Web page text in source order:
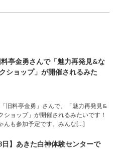
料亭金勇さんで「魅力再発見&な
ショップ」が開催されるみた
旧料亭金勇」さんで、「魅力再発見&
ショップ」が開催されるみたいです！
んも参加予定です。みんな[…]
日】あきた白神体験センターで